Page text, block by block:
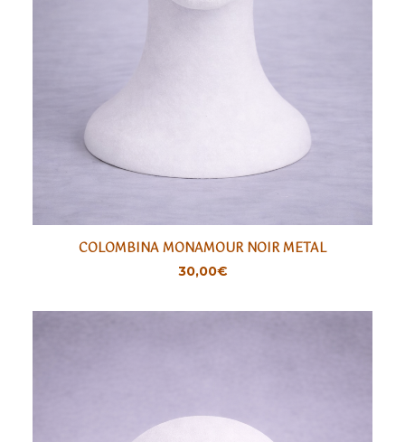
COLOMBINA MONAMOUR NOIR METAL
30,00€